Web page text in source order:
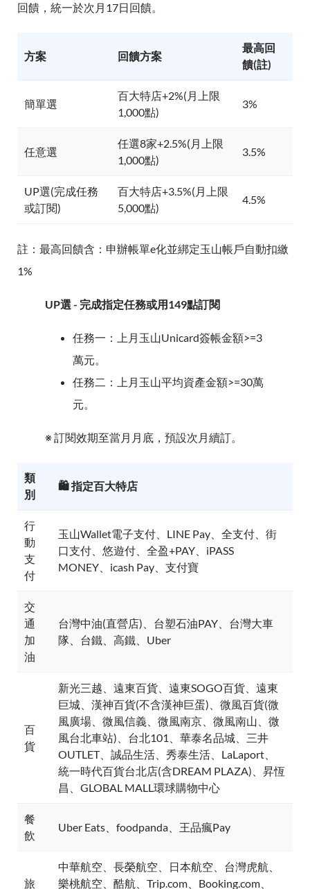
回饋，統一於次月17日回饋。
方案 回饋方案
最高回
饋(註)
簡單選
百大特店+2%(月上限
1,000點)
3%
任意選
任選8家+2.5%(月上限
1,000點)
3.5%
UP選(完成任務
或訂閱)
百大特店+3.5%(月上限
5,000點)
4.5%
註：最高回饋含：申辦帳單e化並綁定玉山帳戶自動扣繳
1%
UP選 - 完成指定任務或用149點訂閱
任務一：上月玉山Unicard簽帳金額>=3
萬元。
任務二：上月玉山平均資產金額>=30萬
元。
※ 訂閱效期至當月月底，預設次月續訂。
類
別
🛍️ 指定百大特店
行
動
支
付
玉山Wallet電子支付、LINE Pay、全支付、街
口支付、悠遊付、全盈+PAY、iPASS
MONEY、icash Pay、支付寶
交
通
加
油
台灣中油(直營店)、台塑石油PAY、台灣大車
隊、台鐵、高鐵、Uber
百
貨
新光三越、遠東百貨、遠東SOGO百貨、遠東
巨城、漢神百貨(不含漢神巨蛋)、微風百貨(微
風廣場、微風信義、微風南京、微風南山、微
風台北車站)、台北101、華泰名品城、三井
OUTLET、誠品生活、秀泰生活、LaLaport、
統一時代百貨台北店(含DREAM PLAZA)、昇恆
昌、GLOBAL MALL環球購物中心
餐
飲
Uber Eats、foodpanda、王品瘋Pay
旅
中華航空、長榮航空、日本航空、台灣虎航、
樂桃航空、酷航、Trip.com、Booking.com、